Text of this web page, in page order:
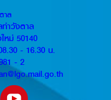
าล
าวังตาล
หม่ 50140
- 16.30 น.
- 2